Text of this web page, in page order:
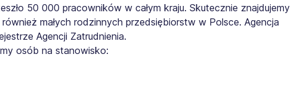
50 000 pracowników w całym kraju. Skutecznie znajdujemy
małych rodzinnych przedsiębiorstw w Polsce. Agencja
Agencji Zatrudnienia.
osób na stanowisko: